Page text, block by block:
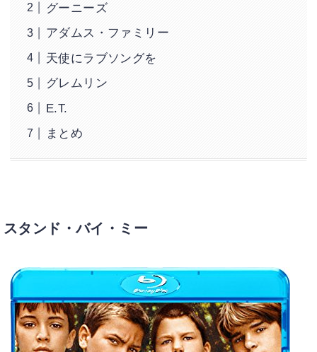
グーニーズ
アダムス・ファミリー
天使にラブソングを
グレムリン
E.T.
まとめ
スタンド・バイ・ミー